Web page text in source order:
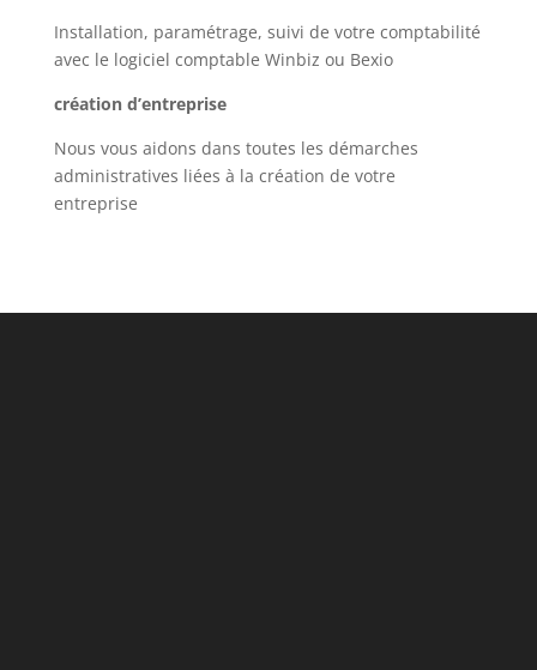
Installation, paramétrage, suivi de votre comptabilité
avec le logiciel comptable Winbiz ou Bexio
création d’entreprise
Nous vous aidons dans toutes les démarches
administratives liées à la création de votre
entreprise